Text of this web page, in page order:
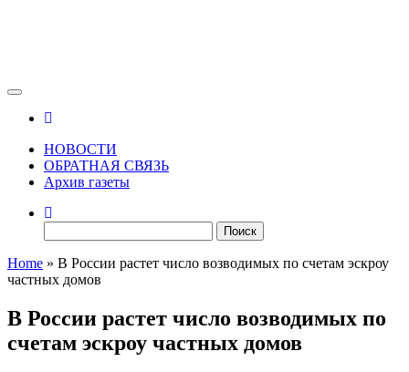
НОВОСТИ
ОБРАТНАЯ СВЯЗЬ
Архив газеты
Home » В России растет число возводимых по счетам эскроу
частных домов
В России растет число возводимых по
счетам эскроу частных домов